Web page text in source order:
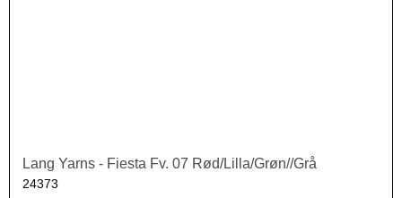
Lang Yarns - Fiesta Fv. 07 Rød/Lilla/Grøn//Grå
24373